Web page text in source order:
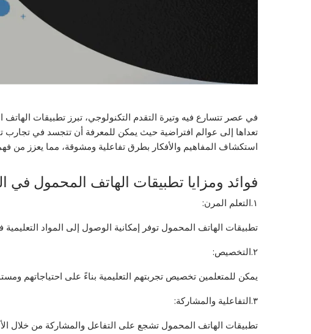
في عصر تتسارع فيه وتيرة التقدم التكنولوجي، تبرز تطبيقات الهاتف
تعداها إلى عوالم افتراضية حيث يمكن للمعرفة أن تتجسد في تجارب
استكشاف المفاهيم والأفكار بطرق تفاعلية ومشوقة، مما يعزز من
فوائد ومزايا تطبيقات الهاتف المحمول في
١.التعلم المرن:
تطبيقات الهاتف المحمول توفر إمكانية الوصول إلى المواد
٢.التخصيص:
يمكن للمتعلمين تخصيص تجربتهم التعليمية بناءً على احتياجاتهم
٣.التفاعلية والمشاركة:
تطبيقات الهاتف المحمول تشجع على التفاعل والمشاركة من خلال